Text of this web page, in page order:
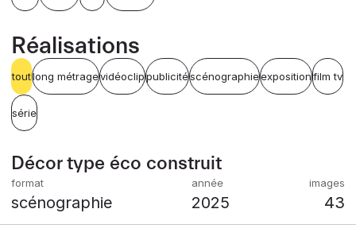
Réalisations
toutlong métragevidéoclippublicitéscénographieexpositionfilm tv
série
Décor type éco construit
scénographie 2025 43